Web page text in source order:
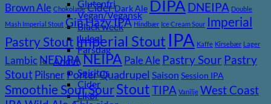
Glutenfri
Vegan/Vegansk
Black week
Juleøl
Farsdag
Andet
Spiritus
Cider
Likør
Brown Ale Chokolade CiderDark Ale DIPA DNEIPA Double
Mash Imperial Stout GinHazy IPA Hindbær Ice Cream Sour Imperial
Pastry Stout Imperial Stout IPA Kaffe Kirsebær Lager
LambicNEDIPANEIPA Pale Ale Pastry Sour Pastry
StoutPilsnerPorterQuadrupel Saison Session IPA
Smoothie SourSourStoutTIPA Vanilje West Coast